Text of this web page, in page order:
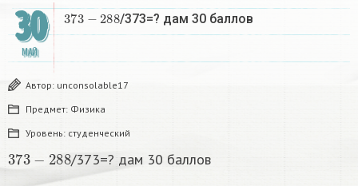
30
МАЙ
373−288 /373=? дам 30 баллов ​
Автор: unconsolable17
Предмет: Физика
Уровень: студенческий
373 288 /373=? дам 30 баллов ​